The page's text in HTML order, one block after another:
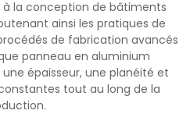
la conception de bâtiments
ainsi les pratiques de
de fabrication avancés
panneau en aluminium
épaisseur, une planéité et
tout au long de la